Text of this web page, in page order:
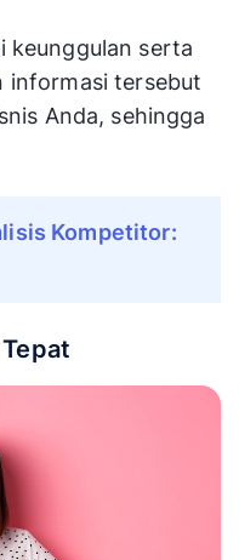
keunggulan serta
informasi tersebut
Anda, sehingga
Kompetitor: